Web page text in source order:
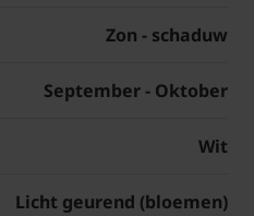
Zon - schaduw
September - Oktober
Wit
Licht geurend (bloemen)